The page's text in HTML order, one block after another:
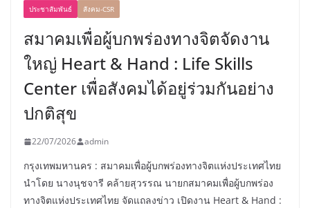
ประชาสัมพันธ์ สังคม-CSR
สมาคมเพื่อผู้บกพร่องทางจิตจัดงาน
ใหญ่ Heart & Hand : Life Skills
Center เพื่อสังคมได้อยู่ร่วมกันอย่าง
ปกติสุข
22/07/2026 admin
กรุงเทพมหานคร : สมาคมเพื่อผู้บกพร่องทางจิตแห่งประเทศไทย
นำโดย นางนุชจารี คล้ายสุวรรณ นายกสมาคมเพื่อผู้บกพร่อง
ทางจิตแห่งประเทศไทย จัดแถลงข่าว เปิดงาน Heart & Hand :